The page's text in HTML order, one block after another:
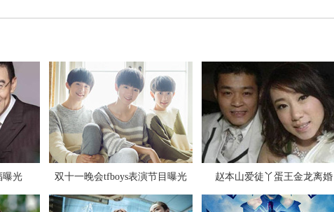
2017全球最美面孔候选人有你的偶像吗
曝光 双十一晚会tfboys表演节目曝光 赵本山爱徒丫蛋王金龙离婚